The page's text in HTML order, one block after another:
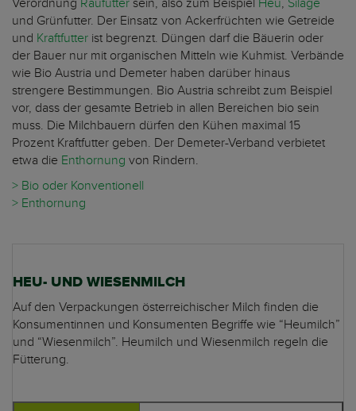
Verordnung Raufutter sein, also zum Beispiel Heu, Silage
und Grünfutter. Der Einsatz von Ackerfrüchten wie Getreide
und Kraftfutter ist begrenzt. Düngen darf die Bäuerin oder
der Bauer nur mit organischen Mitteln wie Kuhmist. Verbände
wie Bio Austria und Demeter haben darüber hinaus
strengere Bestimmungen. Bio Austria schreibt zum Beispiel
vor, dass der gesamte Betrieb in allen Bereichen bio sein
muss. Die Milchbauern dürfen den Kühen maximal 15
Prozent Kraftfutter geben. Der Demeter-Verband verbietet
etwa die Enthornung von Rindern.
> Bio oder Konventionell
> Enthornung
HEU- UND WIESENMILCH
Auf den Verpackungen österreichischer Milch finden die
Konsumentinnen und Konsumenten Begriffe wie “Heumilch”
und “Wiesenmilch”. Heumilch und Wiesenmilch regeln die
Fütterung.